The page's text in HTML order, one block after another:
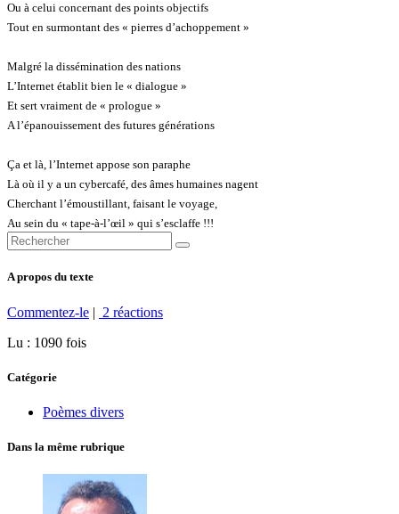
Ou à celui concernant des points objectifs
Tout en surmontant des « pierres d’achoppement »
Malgré la dissémination des nations
L’Internet établit bien le « dialogue »
Et sert vraiment de « prologue »
A l’épanouissement des futures générations
Ça et là, l’Internet appose son paraphe
Là où il y a un cybercafé, des âmes humaines nagent
Cherchant l’émoustillant, faisant le voyage,
Au sein du « tape-à-l’œil » qui s’esclaffe !!!
A propos du texte
Commentez-le | 2 réactions
Lu : 1090 fois
Catégorie
Poèmes divers
Dans la même rubrique